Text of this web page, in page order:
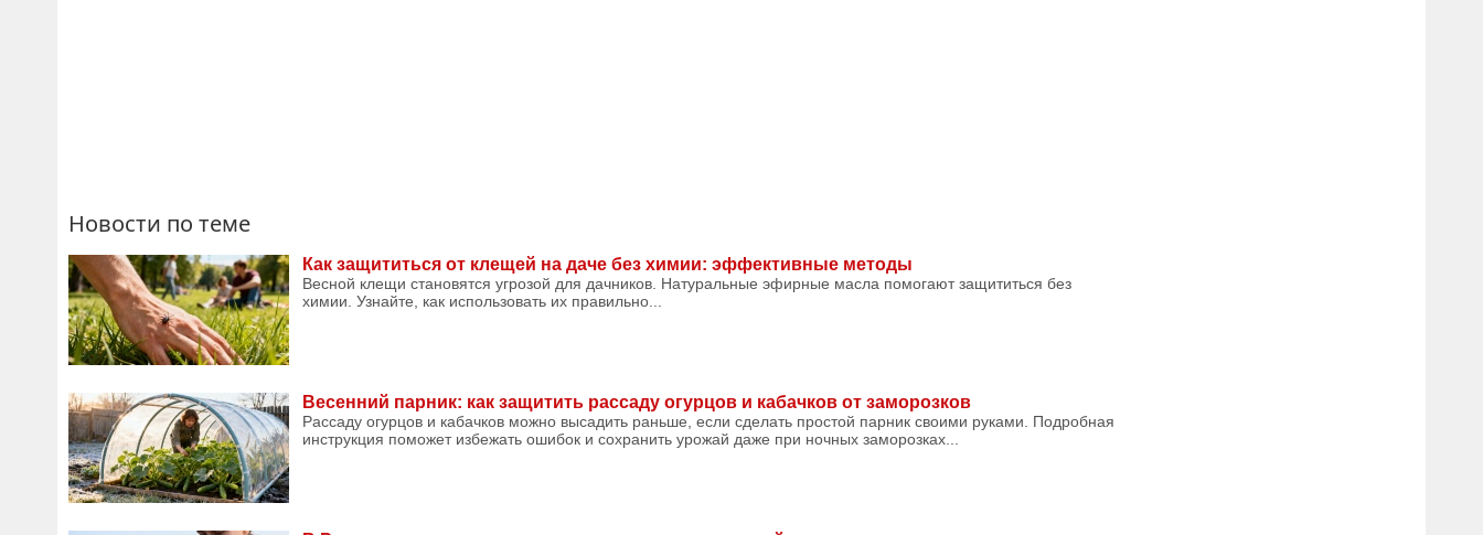
Новости по теме
Как защититься от клещей на даче без химии: эффективные методы
Весной клещи становятся угрозой для дачников. Натуральные эфирные масла помогают защититься без
химии. Узнайте, как использовать их правильно...
Весенний парник: как защитить рассаду огурцов и кабачков от заморозков
Рассаду огурцов и кабачков можно высадить раньше, если сделать простой парник своими руками. Подробная
инструкция поможет избежать ошибок и сохранить урожай даже при ночных заморозках...